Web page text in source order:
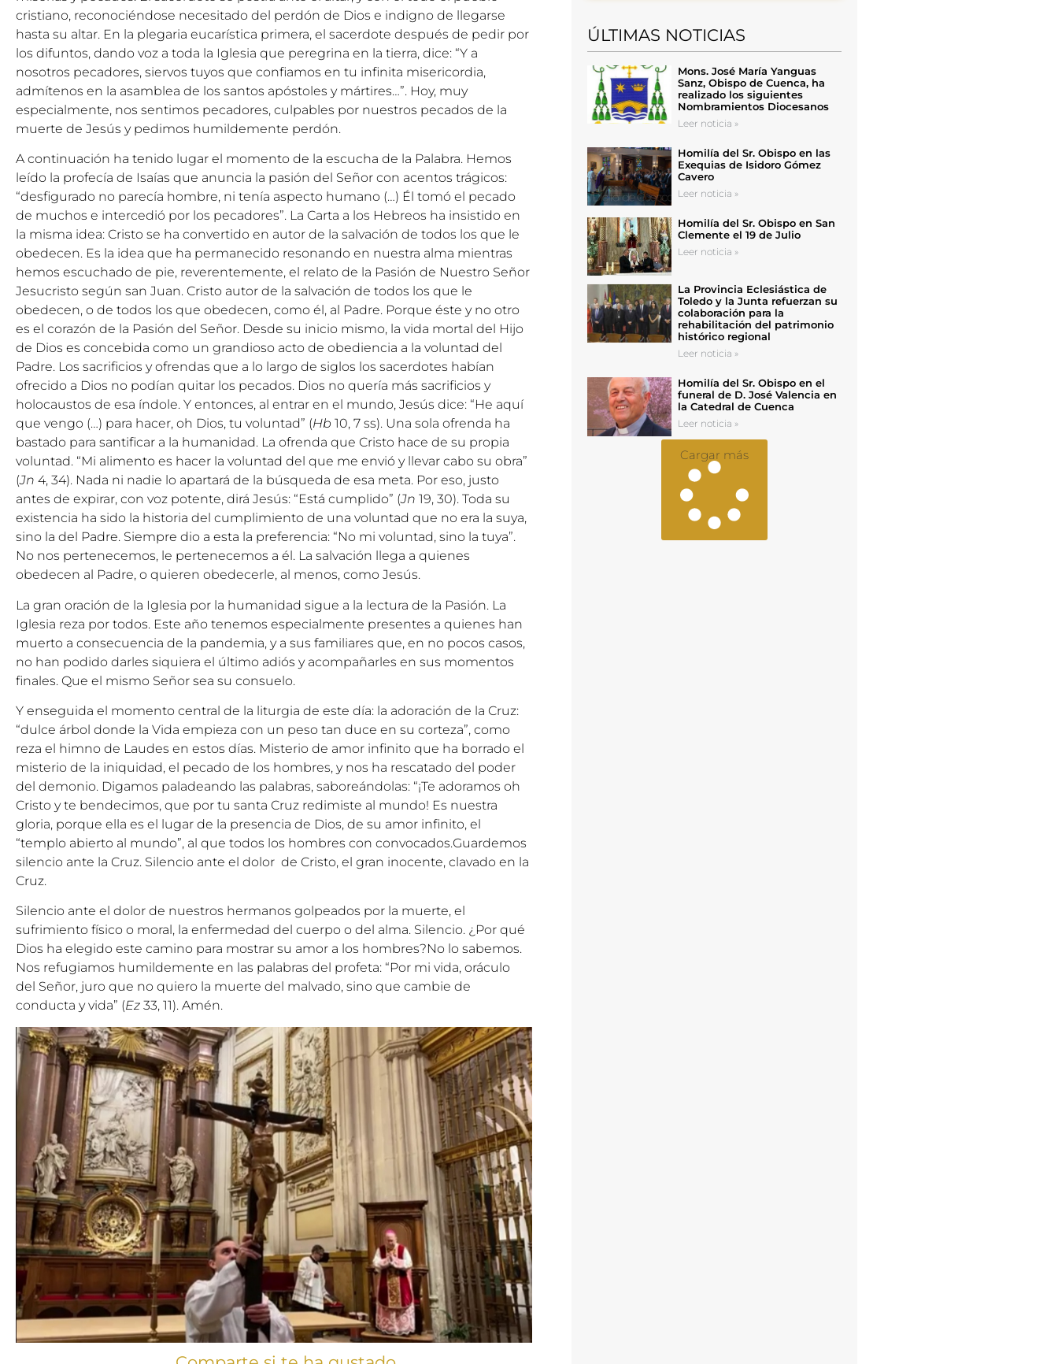
cristiano, reconociéndose necesitado del perdón de Dios e indigno de llegarse
hasta su altar. En la plegaria eucarística primera, el sacerdote después de pedir por
los difuntos, dando voz a toda la Iglesia que peregrina en la tierra, dice: “Y a
nosotros pecadores, siervos tuyos que confiamos en tu infinita misericordia,
admítenos en la asamblea de los santos apóstoles y mártires…”. Hoy, muy
especialmente, nos sentimos pecadores, culpables por nuestros pecados de la
muerte de Jesús y pedimos humildemente perdón.
A continuación ha tenido lugar el momento de la escucha de la Palabra. Hemos
leído la profecía de Isaías que anuncia la pasión del Señor con acentos trágicos:
“desfigurado no parecía hombre, ni tenía aspecto humano (…) Él tomó el pecado
de muchos e intercedió por los pecadores”. La Carta a los Hebreos ha insistido en
la misma idea: Cristo se ha convertido en autor de la salvación de todos los que le
obedecen. Es la idea que ha permanecido resonando en nuestra alma mientras
hemos escuchado de pie, reverentemente, el relato de la Pasión de Nuestro Señor
Jesucristo según san Juan. Cristo autor de la salvación de todos los que le
obedecen, o de todos los que obedecen, como él, al Padre. Porque éste y no otro
es el corazón de la Pasión del Señor. Desde su inicio mismo, la vida mortal del Hijo
de Dios es concebida como un grandioso acto de obediencia a la voluntad del
Padre. Los sacrificios y ofrendas que a lo largo de siglos los sacerdotes habían
ofrecido a Dios no podían quitar los pecados. Dios no quería más sacrificios y
holocaustos de esa índole. Y entonces, al entrar en el mundo, Jesús dice: “He aquí
que vengo (…) para hacer, oh Dios, tu voluntad” (Hb 10, 7 ss). Una sola ofrenda ha
bastado para santificar a la humanidad. La ofrenda que Cristo hace de su propia
voluntad. “Mi alimento es hacer la voluntad del que me envió y llevar cabo su obra”
(Jn 4, 34). Nada ni nadie lo apartará de la búsqueda de esa meta. Por eso, justo
antes de expirar, con voz potente, dirá Jesús: “Está cumplido” (Jn 19, 30). Toda su
existencia ha sido la historia del cumplimiento de una voluntad que no era la suya,
sino la del Padre. Siempre dio a esta la preferencia: “No mi voluntad, sino la tuya”.
No nos pertenecemos, le pertenecemos a él. La salvación llega a quienes
obedecen al Padre, o quieren obedecerle, al menos, como Jesús.
La gran oración de la Iglesia por la humanidad sigue a la lectura de la Pasión. La
Iglesia reza por todos. Este año tenemos especialmente presentes a quienes han
muerto a consecuencia de la pandemia, y a sus familiares que, en no pocos casos,
no han podido darles siquiera el último adiós y acompañarles en sus momentos
finales. Que el mismo Señor sea su consuelo.
Y enseguida el momento central de la liturgia de este día: la adoración de la Cruz:
“dulce árbol donde la Vida empieza con un peso tan duce en su corteza”, como
reza el himno de Laudes en estos días. Misterio de amor infinito que ha borrado el
misterio de la iniquidad, el pecado de los hombres, y nos ha rescatado del poder
del demonio. Digamos paladeando las palabras, saboreándolas: “¡Te adoramos oh
Cristo y te bendecimos, que por tu santa Cruz redimiste al mundo! Es nuestra
gloria, porque ella es el lugar de la presencia de Dios, de su amor infinito, el
“templo abierto al mundo”, al que todos los hombres con convocados.Guardemos
silencio ante la Cruz. Silencio ante el dolor de Cristo, el gran inocente, clavado en la
Cruz.
Silencio ante el dolor de nuestros hermanos golpeados por la muerte, el
sufrimiento físico o moral, la enfermedad del cuerpo o del alma. Silencio. ¿Por qué
Dios ha elegido este camino para mostrar su amor a los hombres?No lo sabemos.
Nos refugiamos humildemente en las palabras del profeta: “Por mi vida, oráculo
del Señor, juro que no quiero la muerte del malvado, sino que cambie de
conducta y vida” (Ez 33, 11). Amén.
ÚLTIMAS NOTICIAS
Mons. José María Yanguas
Sanz, Obispo de Cuenca, ha
realizado los siguientes
Nombramientos Diocesanos
Leer noticia »
Homilía del Sr. Obispo en las
Exequias de Isidoro Gómez
Cavero
Leer noticia »
Homilía del Sr. Obispo en San
Clemente el 19 de Julio
Leer noticia »
La Provincia Eclesiástica de
Toledo y la Junta refuerzan su
colaboración para la
rehabilitación del patrimonio
histórico regional
Leer noticia »
Homilía del Sr. Obispo en el
funeral de D. José Valencia en
la Catedral de Cuenca
Leer noticia »
Cargar más